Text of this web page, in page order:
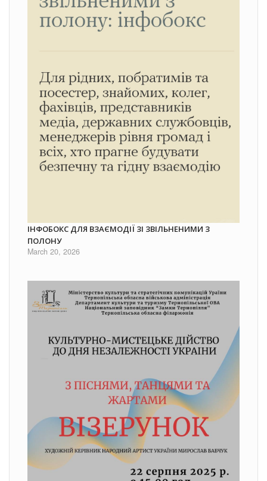
ІНФОБОКС ДЛЯ ВЗАЄМОДІЇ ЗІ ЗВІЛЬНЕНИМИ З
ПОЛОНУ
March 20, 2026